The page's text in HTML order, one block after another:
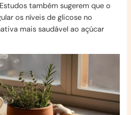
também sugerem que o
os níveis de glicose no
mais saudável ao açúcar